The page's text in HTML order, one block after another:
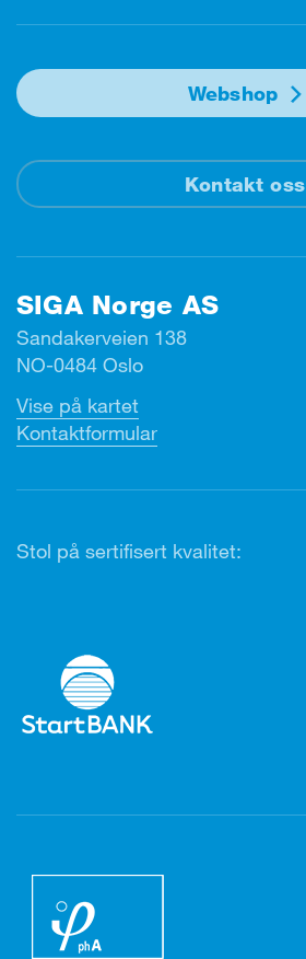
Webshop
Kontakt oss
SIGA Norge AS
Sandakerveien 138
NO-0484 Oslo
Vise på kartet
Kontaktformular
Stol på sertifisert kvalitet: